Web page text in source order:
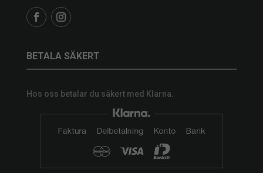
BETALA SÄKERT
Hos oss betalar du säkert med Klarna.